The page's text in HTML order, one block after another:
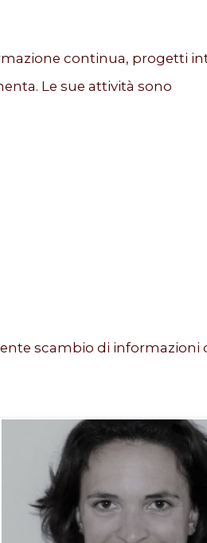
continua, progetti
Le sue attività sono
scambio di informazioni